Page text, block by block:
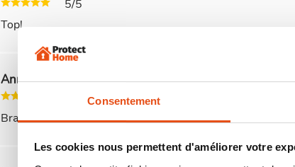
Consentement
Les cookies nous permettent d'améliorer votre
5/5
Top!
Annick N. publié le 10/04/2025suite à une commande du 04/
Bravo